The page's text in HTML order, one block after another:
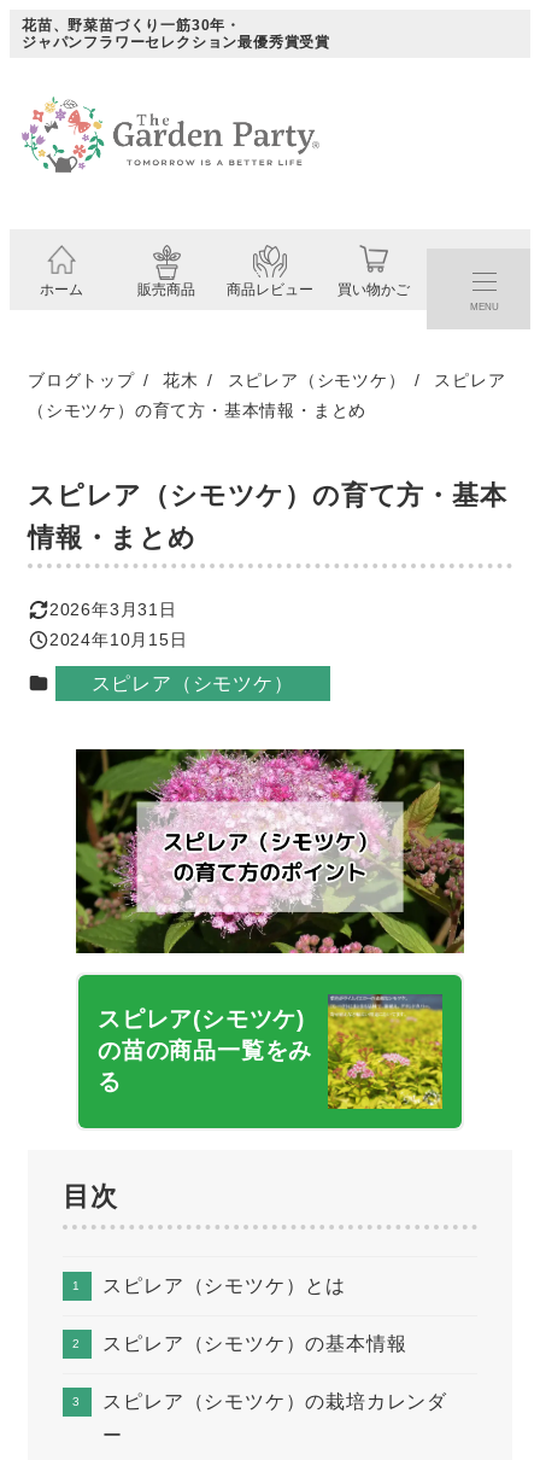
メ花苗、野菜苗づくり一筋30年・
ジャパンフラワーセレクション最優秀賞受賞
ホーム 販売商品 商品レビュー 買い物かご
MENU
ブログトップ 花木 スピレア（シモツケ）
スピレア
（シモツケ）の育て方・基本情報・まとめ
スピレア（シモツケ）の育て方・基本
情報・まとめ
更新日
2026年3月31日
投稿日
2024年10月15日
カテゴリースピレア（シモツケ）
スピレア(シモツケ)
の苗の商品一覧をみ
る
目次
スピレア（シモツケ）とは
スピレア（シモツケ）の基本情報
スピレア（シモツケ）の栽培カレンダ
ー